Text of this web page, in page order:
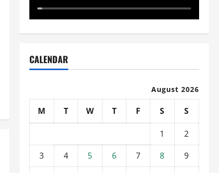
CALENDAR
August 2026
M T W T F S S
1
2
3
4 5 6 7 8
9